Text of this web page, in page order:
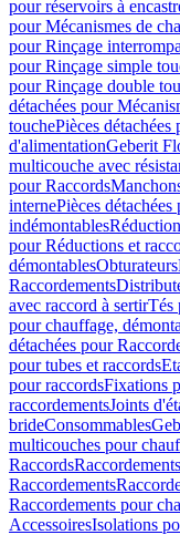
pour réservoirs à
pour Mécanismes de
pour Rinçage
pour Rinçage simple
pour Rinçage double
détachées pour
touchePièces
d'alimentationGeberit
multicouche avec
pour Raccords
internePièces
indémontables
pour Réductions et
démontablesObturateurs
Raccordements
avec raccord à sertirTés
pour chauffage,
détachées pour
pour tubes et raccords
pour raccordsFixations
raccordementsJoints
brideConsommables
multicouches pour
RaccordsRaccordements
Raccordements
Raccordements pour
AccessoiresIsolations